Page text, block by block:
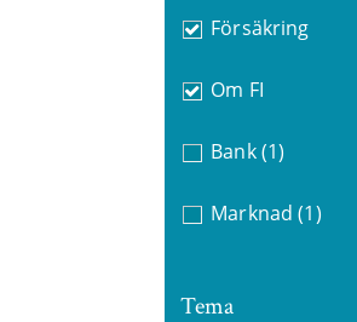
Försäkring
Om FI
Bank (1)
Marknad (1)
Tema